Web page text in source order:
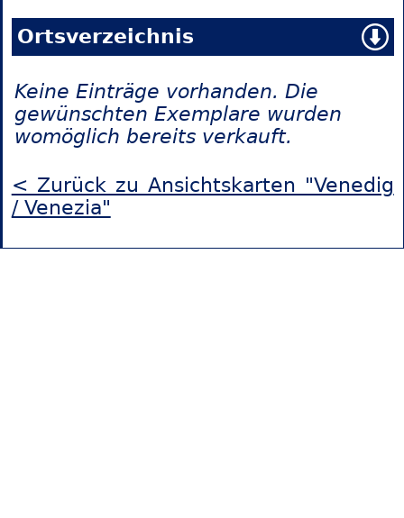
Ortsverzeichnis
Keine Einträge vorhanden. Die
gewünschten Exemplare wurden
womöglich bereits verkauft.
< Zurück zu Ansichtskarten "Venedig
/ Venezia"